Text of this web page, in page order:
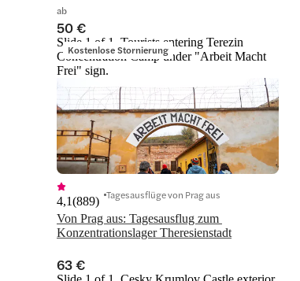
ab
50 €
Kostenlose Stornierung
Slide 1 of 1, Tourists entering Terezin
Concentration Camp under "Arbeit Macht
Frei" sign.
Von Prag aus: Tagesausflug zum
Konzentrationslager Theresienstadt
4,1(889) Tagesausflüge von Prag aus
63 €